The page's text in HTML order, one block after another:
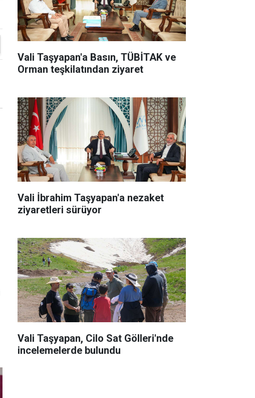
Vali Taşyapan'a Basın, TÜBİTAK ve
Orman teşkilatından ziyaret
Vali İbrahim Taşyapan'a nezaket
ziyaretleri sürüyor
Vali Taşyapan, Cilo Sat Gölleri'nde
incelemelerde bulundu